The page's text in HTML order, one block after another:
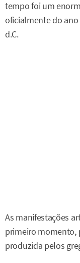
tempo foi um
oficialmente do ano
d.C.
As manifestações
primeiro momento,
produzida pelos